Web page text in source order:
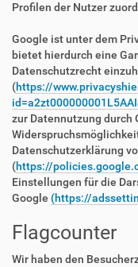
Profilen der Nutzer
Google ist unter dem
bietet hierdurch eine
Datenschutzrecht
(https://
zur Datennutzung durch
Datenschutzerklärung
(https://
Einstellungen für die
Google (https://
Flagcounter
Wir haben den